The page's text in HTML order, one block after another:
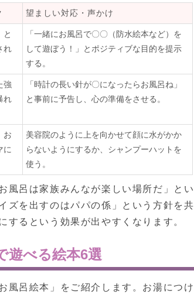
望ましい対応・声かけ
と
れ
「一緒にお風呂で〇〇（防水絵本など）を
して遊ぼう！」とポジティブな目的を提示
する。
強
れ
「時計の長い針が〇になったらお風呂ね」
と事前に予告し、心の準備をさせる。
お
に
美容院のように上を向かせて顔に水がかか
らないようにするか、シャンプーハットを
使う。
風呂は家族みんなが楽しい場所だ」とい
ズを出すのはパパの係」という方針を共
るという効果が出やすくなります。
遊べる絵本6選
風呂絵本」をご紹介します。お湯につけ